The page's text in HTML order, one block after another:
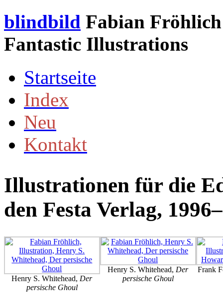
blindbild Fabian
Fantastic Illustrations
Startseite
Index
Neu
Kontakt
Illustrationen für die
den Festa Verlag,
Henry S. Whitehead, Der
persische Ghoul
Henry S. Whitehead, Der
persische Ghoul
Frank